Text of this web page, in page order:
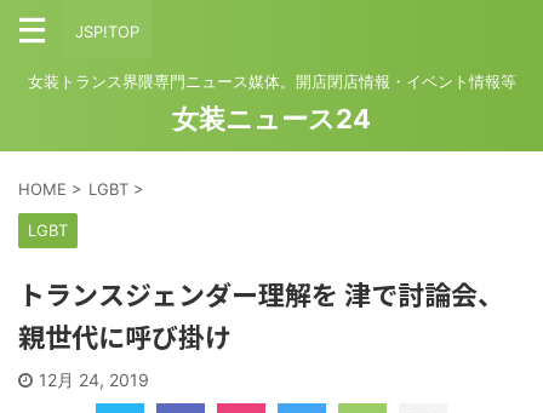
JSP!TOP
女装トランス界隈専門ニュース媒体。開店閉店情報・イベント情報等
女装ニュース24
HOME > LGBT >
LGBT
トランスジェンダー理解を 津で討論会、
親世代に呼び掛け
12月 24, 2019